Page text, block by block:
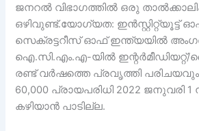
ജനറൽ വിഭാഗത്തിൽ ഒരു
ഒഴിവുണ്ട്.യോഗ്യത: ഇൻസ്റ്റിറ്റ്യൂട്ട്
സെക്രട്ടറീസ് ഓഫ് ഇന്ത്യയിൽ
ഐ.സി.എം.എ-യിൽ
രണ്ട് വർഷത്തെ പ്രവൃത്തി പരിചയവും
60,000 പ്രായപരിധി 2022 ജനുവരി
കഴിയാൻ പാടില്ല.